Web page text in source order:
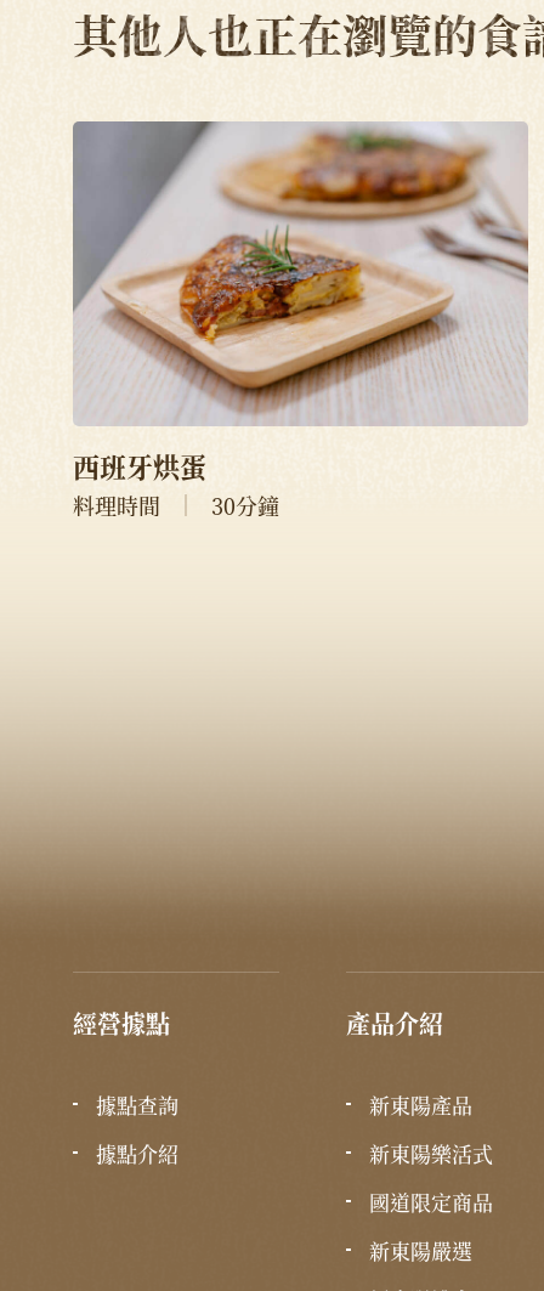
其他人也正在瀏覽的食
西班牙烘蛋
料理時間 30分鐘
經營據點
據點查詢
據點介紹
產品介紹
新東陽產品
新東陽樂活式
國道限定商品
新東陽嚴選